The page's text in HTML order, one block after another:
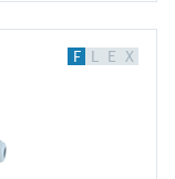
F L E X